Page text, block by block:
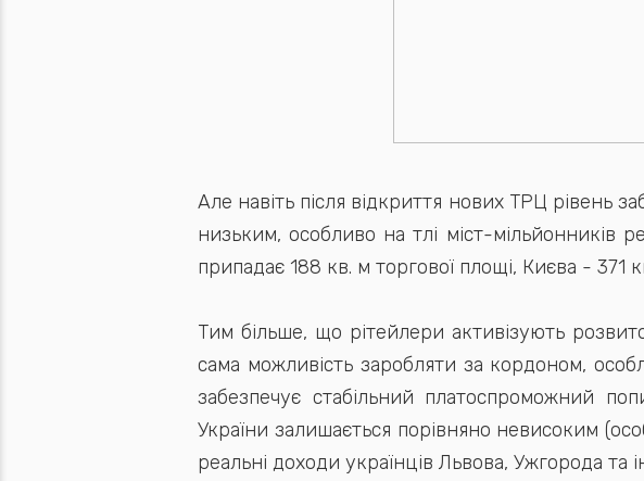
Але навіть після відкриття нових ТРЦ рівень
низьким, особливо на тлі міст-мільйонників
припадає 188 кв. м торгової площі, Києва - 371
Тим більше, що рітейлери активізують
сама можливість заробляти за кордоном,
забезпечує стабільний платоспроможний
України залишається порівняно невисоким
реальні доходи українців Львова, Ужгорода та